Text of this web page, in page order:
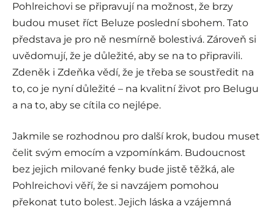
Pohlreichovi se připravují na možnost, že brzy
budou muset říct Beluze poslední sbohem. Tato
představa je pro ně nesmírně bolestivá. Zároveň si
uvědomují, že je důležité, aby se na to připravili.
Zdeněk i Zdeňka vědí, že je třeba se soustředit na
to, co je nyní důležité – na kvalitní život pro Belugu
a na to, aby se cítila co nejlépe.
Jakmile se rozhodnou pro další krok, budou muset
čelit svým emocím a vzpomínkám. Budoucnost
bez jejich milované fenky bude jistě těžká, ale
Pohlreichovi věří, že si navzájem pomohou
překonat tuto bolest. Jejich láska a vzájemná